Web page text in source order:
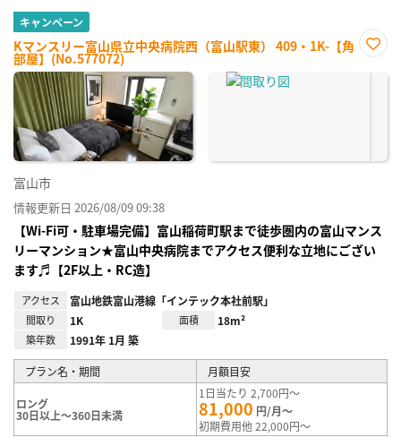
キャンペーン
Kマンスリー富山県立中央病院西（富山駅東） 409・1K-【角
部屋】(No.577072)
に入
富山市
情報更新日 2026/08/09 09:38
【Wi-Fi可・駐車場完備】富山稲荷町駅まで徒歩圏内の富山マンス
リーマンション★富山中央病院までアクセス便利な立地にござい
ます♬【2F以上・RC造】
アクセス 富山地鉄富山港線「インテック本社前駅」
間取り 1K 面積 18m²
築年数 1991年 1月 築
プラン名・期間 月額目安
ロング
30日以上～360日未満
1日当たり 2,700円～
81,000 円/月～
初期費用他 22,000円～